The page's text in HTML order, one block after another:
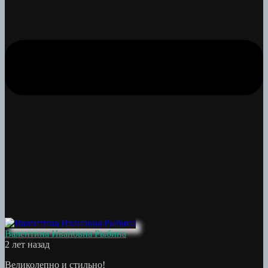
Валентина Ивановна Рыбина
2 лет назад
Великолепно и стильно!